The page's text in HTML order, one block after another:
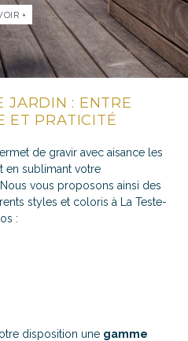
+
JARDIN : ENTRE
ET PRATICITÉ
de gravir avec aisance les
en sublimant votre
. Nous vous proposons ainsi des
styles et coloris à La Teste-
:
disposition une gamme